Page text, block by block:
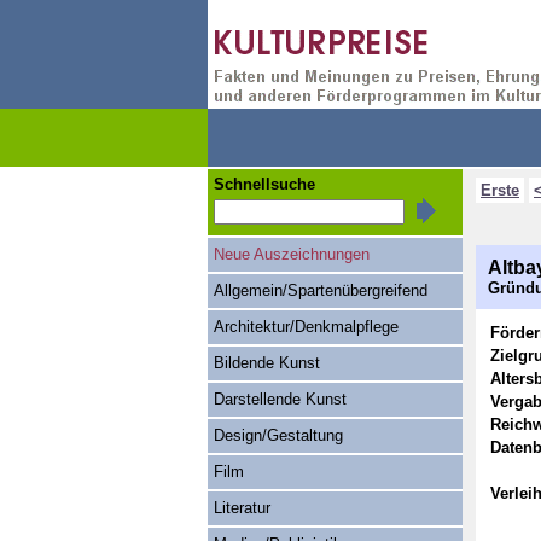
Erste
Schnellsuche
Neue Auszeichnungen
Allgemein/Spartenübergreifend
Architektur/Denkmalpflege
Bildende Kunst
Darstellende Kunst
Design/Gestaltung
Film
Literatur